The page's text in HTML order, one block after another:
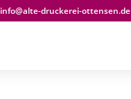
info@alte-druckerei-ottensen.de